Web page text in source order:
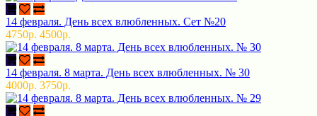
14 февраля. День всех влюбленных. Сет №20
4750р. 4500р.
14 февраля. 8 марта. День всех влюбленных. № 30
4000р. 3750р.